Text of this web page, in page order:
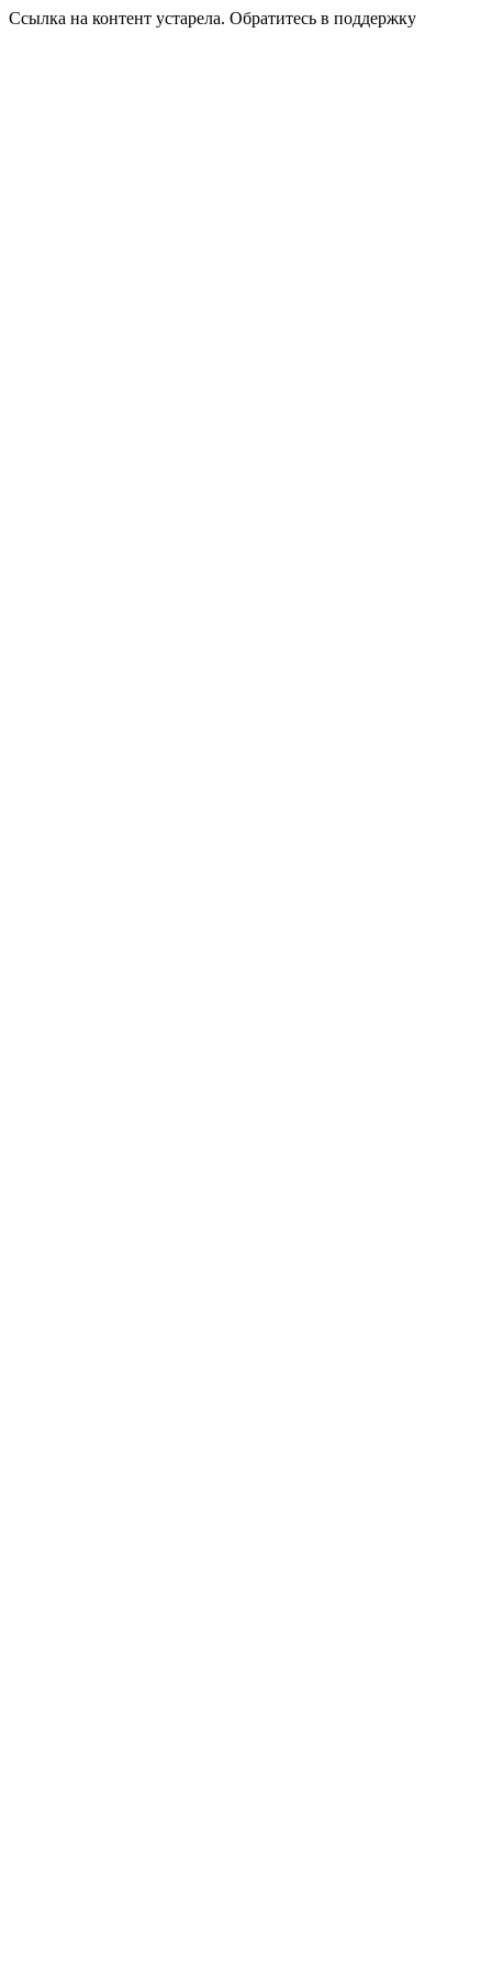
Ссылка на контент устарела. Обратитесь в поддержку